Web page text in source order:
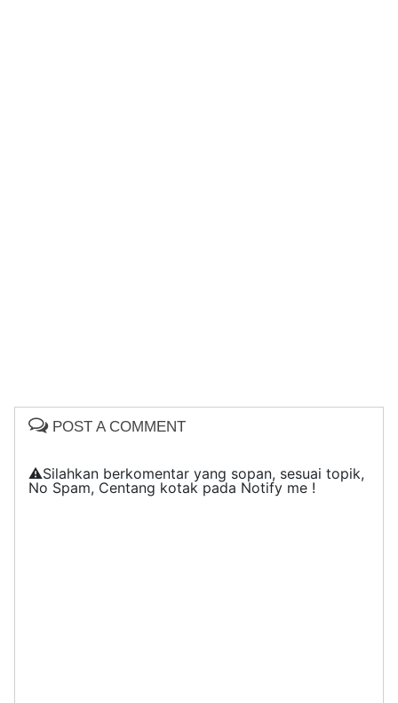
POST A COMMENT
⚠️Silahkan berkomentar yang sopan, sesuai topik,
No Spam, Centang kotak pada Notify me !